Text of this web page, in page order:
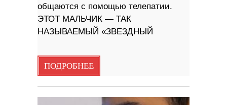
общаются с помощью телепатии.
ЭТОТ МАЛЬЧИК — ТАК
НАЗЫВАЕМЫЙ «ЗВЕЗДНЫЙ
ПОДРОБНЕЕ